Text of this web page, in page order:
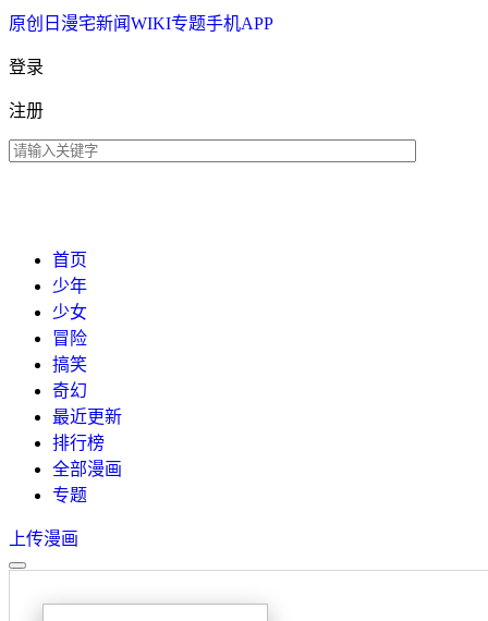
原创 日漫宅新闻WIKI专题手机APP
登录
注册
首页
少年
少女
冒险
搞笑
奇幻
最近更新
排行榜
全部漫画
专题
上传漫画